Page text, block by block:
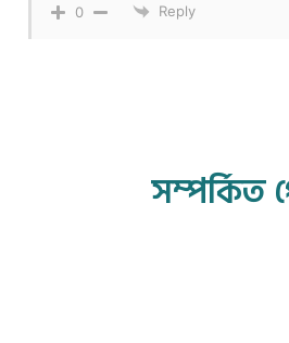
0 Reply
সম্পর্কিত